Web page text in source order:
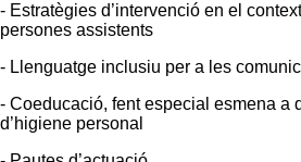
- Estratègies d’intervenció en el
persones assistents
- Llenguatge inclusiu per a les
- Coeducació, fent especial esmena a
d’higiene personal